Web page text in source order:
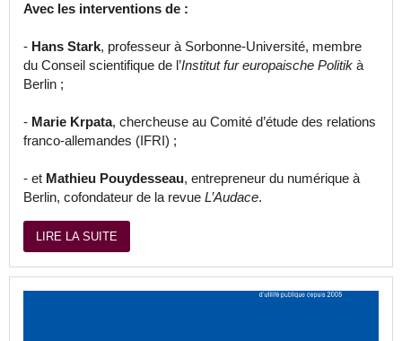
Avec les interventions de :
- Hans Stark, professeur à Sorbonne-Université, membre
du Conseil scientifique de l’Institut fur europaische Politik à
Berlin ;
- Marie Krpata, chercheuse au Comité d’étude des relations
franco-allemandes (IFRI) ;
- et Mathieu Pouydesseau, entrepreneur du numérique à
Berlin, cofondateur de la revue L’Audace.
LIRE LA SUITE